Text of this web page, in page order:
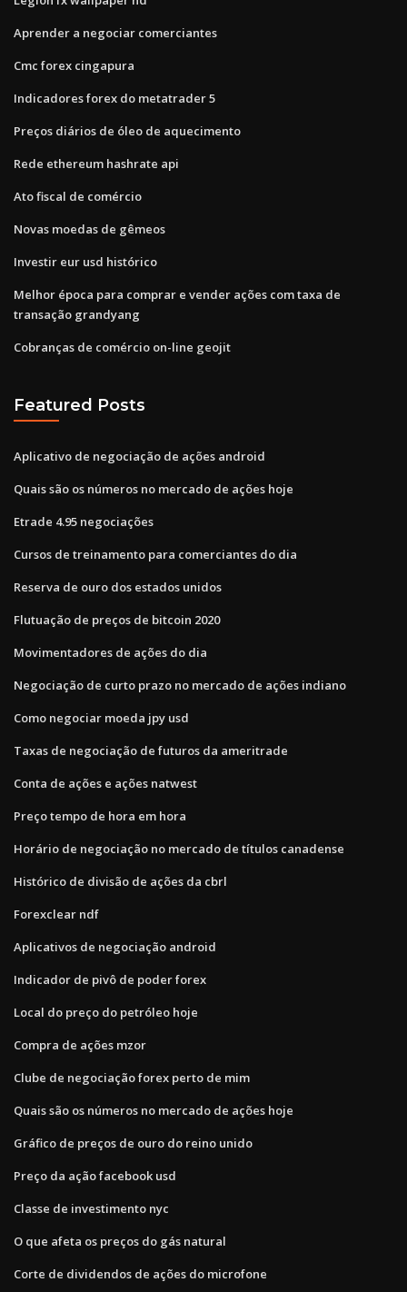
Aprender a negociar comerciantes
Cmc forex cingapura
Indicadores forex do metatrader 5
Preços diários de óleo de aquecimento
Rede ethereum hashrate api
Ato fiscal de comércio
Novas moedas de gêmeos
Investir eur usd histórico
Melhor época para comprar e vender ações com taxa de
transação grandyang
Cobranças de comércio on-line geojit
Featured Posts
Aplicativo de negociação de ações android
Quais são os números no mercado de ações hoje
Etrade 4.95 negociações
Cursos de treinamento para comerciantes do dia
Reserva de ouro dos estados unidos
Flutuação de preços de bitcoin 2020
Movimentadores de ações do dia
Negociação de curto prazo no mercado de ações indiano
Como negociar moeda jpy usd
Taxas de negociação de futuros da ameritrade
Conta de ações e ações natwest
Preço tempo de hora em hora
Horário de negociação no mercado de títulos canadense
Histórico de divisão de ações da cbrl
Forexclear ndf
Aplicativos de negociação android
Indicador de pivô de poder forex
Local do preço do petróleo hoje
Compra de ações mzor
Clube de negociação forex perto de mim
Quais são os números no mercado de ações hoje
Gráfico de preços de ouro do reino unido
Preço da ação facebook usd
Classe de investimento nyc
O que afeta os preços do gás natural
Corte de dividendos de ações do microfone